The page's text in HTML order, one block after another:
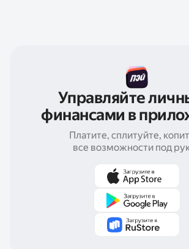
Управляйте
финансами в
Платите, сплитуйте,
все возможности под